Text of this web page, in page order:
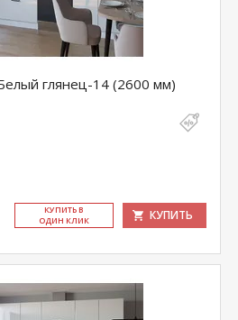
глянец-14 (2600 мм)
КУ­ПИТЬ В
ОДИН КЛИК
КУПИТЬ